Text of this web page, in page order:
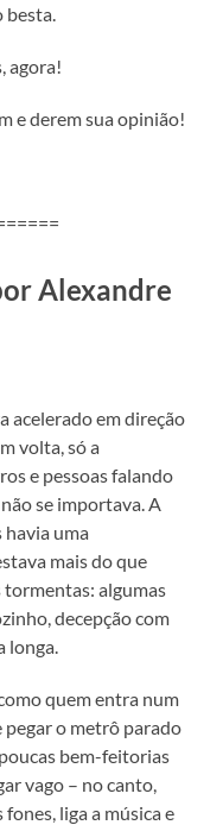
agora!
e derem sua opinião!
Alexandre
acelerado em direção
volta, só a
e pessoas falando
se importava. A
havia uma
mais do que
algumas
decepção com
longa.
quem entra num
pegar o metrô parado
bem-feitorias
vago – no canto,
liga a música e